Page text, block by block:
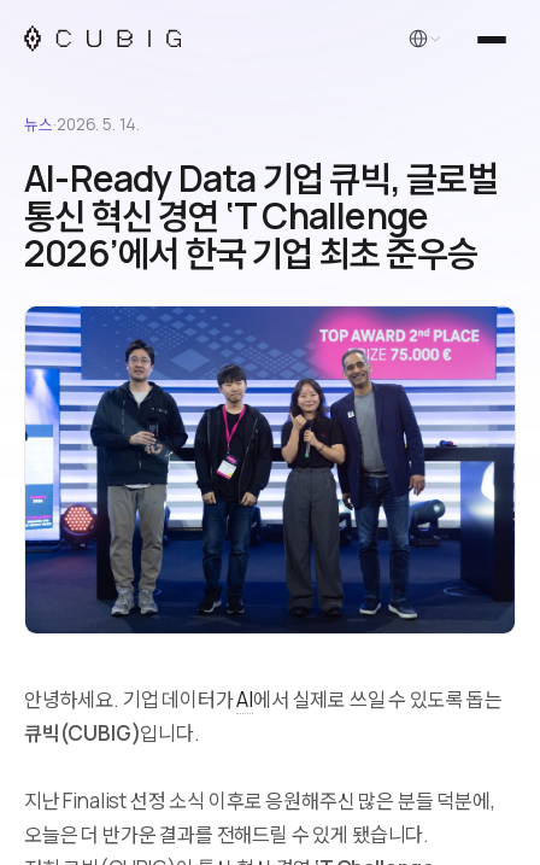
한국어
뉴스·2026. 5. 14.
AI-Ready Data 기업 큐빅, 글로벌
통신 혁신 경연 ‘T Challenge
2026’에서 한국 기업 최초 준우승
안녕하세요. 기업 데이터가AI에서 실제로 쓰일 수 있도록 돕는
큐빅(CUBIG)입니다.
지난 Finalist 선정 소식 이후로 응원해주신 많은 분들 덕분에,
오늘은 더 반가운 결과를 전해드릴 수 있게 됐습니다.